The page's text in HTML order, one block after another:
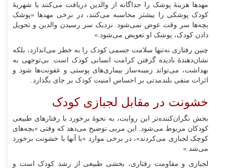
مهد‌ها هزینهٔ پوشک را جداگانه از والدین دریافت می‌کنند یا شهریهٔ
کودک پوشکی را بیشتر محاسبه می‌کنند، در برخی مهد‌ها «پوشک
بچه‌ها سر وقت عوض نمی‌شود. نزدیک سر رسیدن والدین و تحویل
دادن کودک، پوشک او تعویض می‌شود.»
چنین رفتاری نه‌تنها سلامت جسمی کودک را به خطر می‌اندازد، بلکه
نشان‌دهندهٔ نادیده گرفتن کرامت انسانی کودک است. بی‌توجهی به
بهداشت، می‌تواند زمینه‌ساز بیماری‌های پوستی و عفونت‌ها شود و
اثرات منفی بلندمدتی بر احساس امنیت کودک بر جای بگذارد.
خشونت در مقابل لجبازی کودک
بخش نگران‌کننده‌تر این روایت، به نحوهٔ برخورد با رفتار‌های طبیعی
کودکان مربوط می‌شود. این مربی توضیح می‌دهد که وقتی «بچه‌های
کوچک لجبازی می‌کردند»، در برخی موارد «با آنها با خشونت برخورد
می‌شد.»
لجبازی و مقاومت رفتاری، بخشی طبیعی از رشد کودک است و